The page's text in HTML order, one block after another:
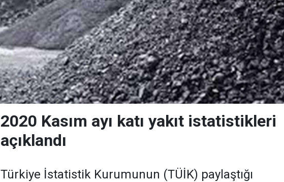
2020 Kasım ayı katı yakıt istatistikleri
açıklandı
Türkiye İstatistik Kurumunun (TÜİK) paylaştığı